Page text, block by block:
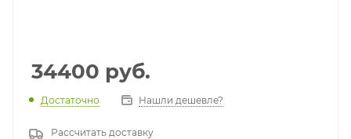
34400 руб.
Достаточно Нашли дешевле?
Рассчитать доставку